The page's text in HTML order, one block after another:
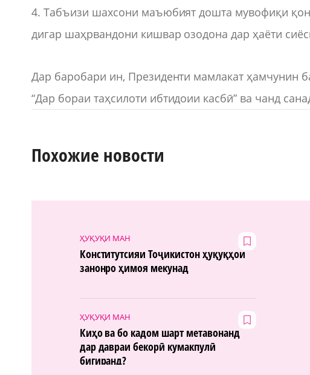
4. Табъизи шахсони маъюбият дошта мувофиқи
дигар шаҳрвандони кишвар озодона дар ҳаёти
Дар баробари ин, Президенти мамлакат ҳамчунин
“Дар бораи таҳсилоти ибтидоии касбӣ” ва чанд
Похожие новости
ҲУҚУҚИ МАН
Конститутсияи Тоҷикистон ҳуқуқҳои
занонро ҳимоя мекунад
ҲУҚУҚИ МАН
Киҳо ва бо кадом шарт метавонанд
дар давраи бекорӣ кумакпулӣ
бигиранд?